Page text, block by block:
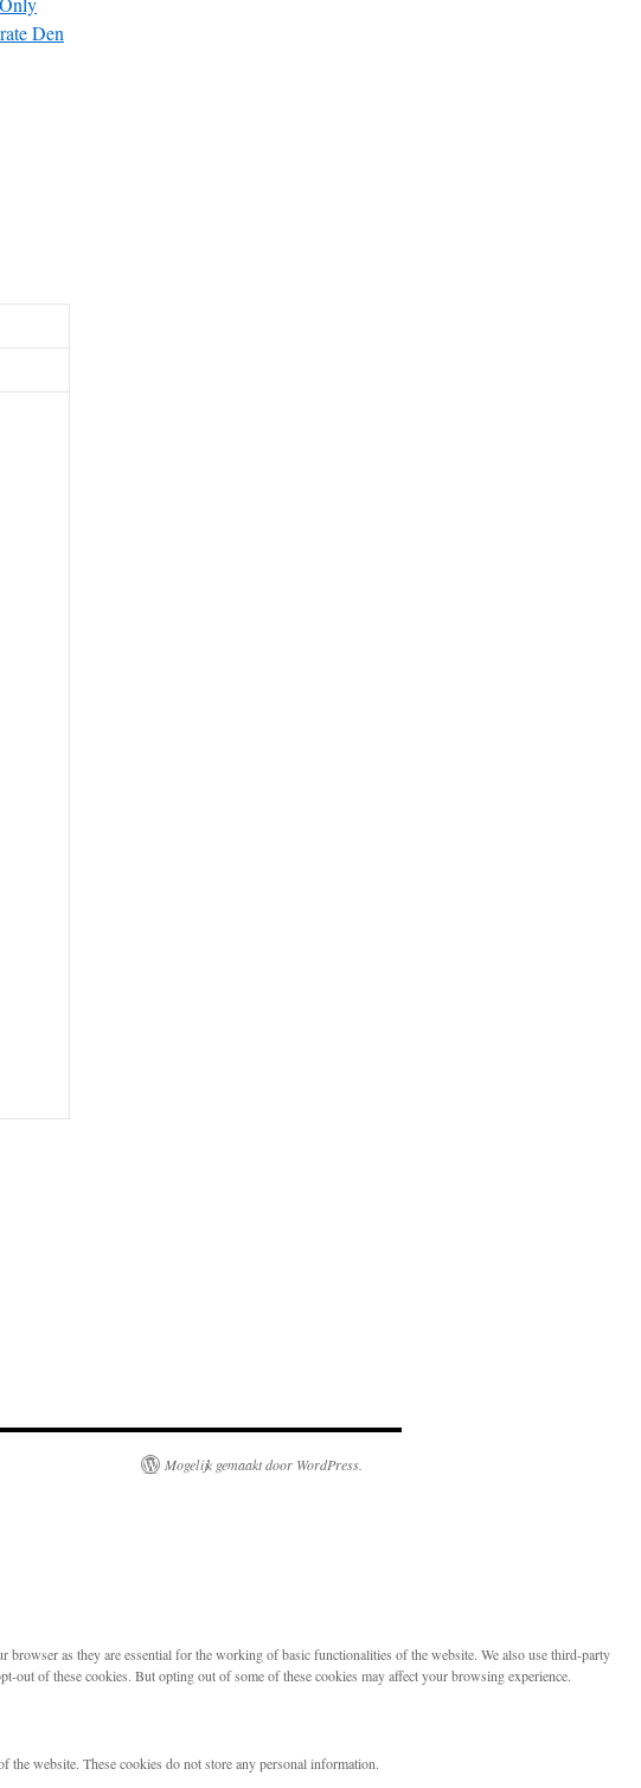
Den
Mogelijk gemaakt door WordPress.
as they are essential for the working of basic functionalities of the website. We also use third-party
of these cookies. But opting out of some of these cookies may affect your browsing experience.
the website. These cookies do not store any personal information.